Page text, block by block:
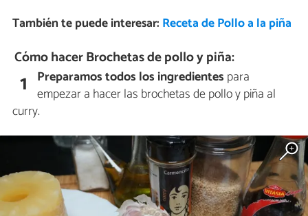
También te puede interesar: Receta de Pollo a la piña
Cómo hacer Brochetas de pollo y piña:
1 Preparamos todos los ingredientes para
empezar a hacer las brochetas de pollo y piña al
curry.